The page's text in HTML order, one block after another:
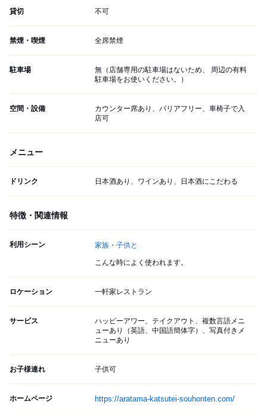
貸切 不可
禁煙・喫煙 全席禁煙
駐車場
無（店舗専用の駐車場はないため、 周辺の有料
駐車場をお使いください。）
空間・設備
カウンター席あり、バリアフリー、車椅子で入
店可
メニュー
ドリンク 日本酒あり、ワインあり、日本酒にこだわる
特徴・関連情報
利用シーン 家族・子供と
こんな時によく使われます。
ロケーション 一軒家レストラン
サービス
ハッピーアワー、テイクアウト、複数言語メニ
ューあり（英語、中国語簡体字）、写真付きメ
ニューあり
お子様連れ 子供可
ホームページ https://aratama-katsutei-souhonten.com/